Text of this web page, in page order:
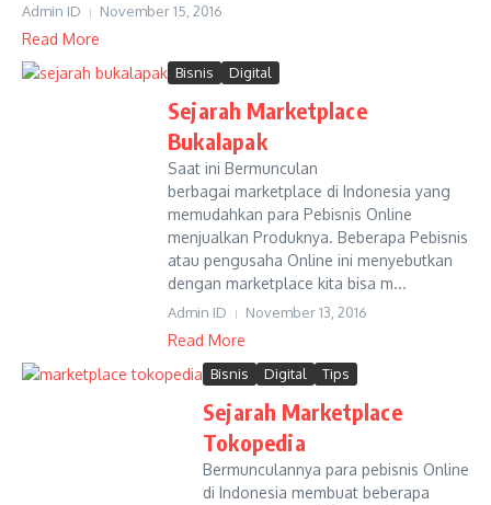
Admin ID November 15, 2016
Read More
Bisnis Digital
Sejarah Marketplace
Bukalapak
Saat ini Bermunculan
berbagai marketplace di Indonesia yang
memudahkan para Pebisnis Online
menjualkan Produknya. Beberapa Pebisnis
atau pengusaha Online ini menyebutkan
dengan marketplace kita bisa m...
Admin ID November 13, 2016
Read More
Bisnis Digital Tips
Sejarah Marketplace
Tokopedia
Bermunculannya para pebisnis Online
di Indonesia membuat beberapa